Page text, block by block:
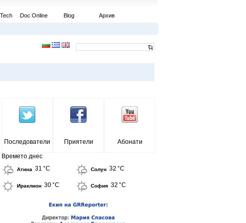
Doc Online Blog Архив
Последователи Приятели
Абонати
Времето днес
Атина 31 °C Солун 32 °C
Ираклион 30 °C София 32 °C